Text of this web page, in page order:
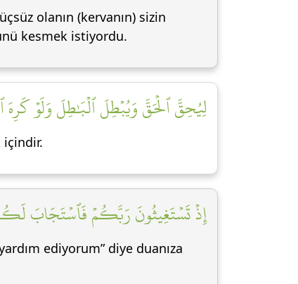
olanın (kervanın) sizin
kesmek istiyordu.
لِيُحِقَّ ٱلۡحَقَّ وَيُبۡطِلَ ٱلۡبَٰطِلَ وَلَوۡ كَرِهَ
içindir.
إِذۡ تَسۡتَغِيثُونَ رَبَّكُمۡ فَٱسۡتَجَابَ
ediyorum” diye duanıza